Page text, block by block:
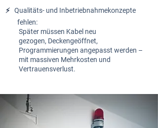
⚡️ Qualitäts- und Inbetriebnahmekonzepte
fehlen:
Später müssen Kabel neu
gezogen, Deckengeöffnet,
Programmierungen angepasst werden –
mit massiven Mehrkosten und
Vertrauensverlust.